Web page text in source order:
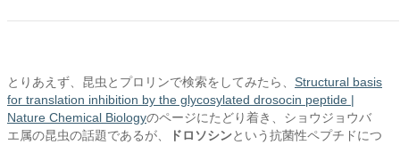
とりあえず、昆虫とプロリンで検索をしてみたら、 Structural basis
for translation inhibition by the glycosylated drosocin peptide |
Nature Chemical Biologyのページにたどり着き、ショウジョウバ
エ属の昆虫の話題であるが、
ドロソシンという抗菌性ペプチドにつ